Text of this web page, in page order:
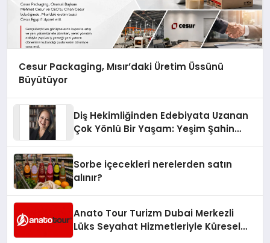
Cesur Packaging, Mısır’daki Üretim Üssünü
Büyütüyor
Diş Hekimliğinden Edebiyata Uzanan
Çok Yönlü Bir Yaşam: Yeşim Şahin
Sorbe içecekleri nerelerden satın
alınır?
Anato Tour Turizm Dubai Merkezli
Lüks Seyahat Hizmetleriyle Küresel